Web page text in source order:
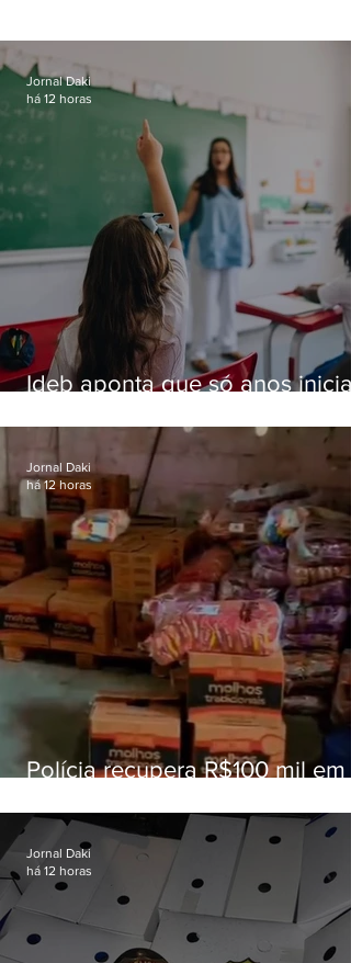
Ideb aponta que só anos
educação
Jornal Daki
há 12 horas
Polícia recupera R$100 mil em
Fluminense
Jornal Daki
há 12 horas
Jornal Daki
há 12 horas